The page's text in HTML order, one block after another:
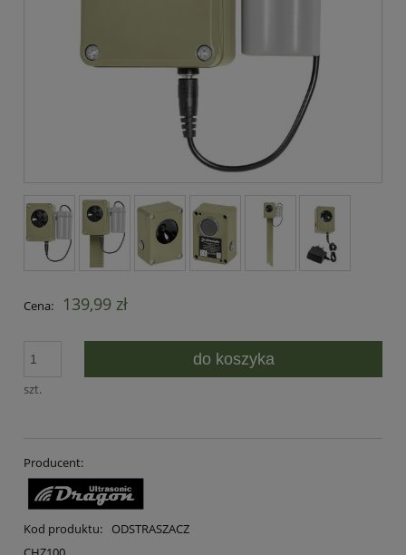
Cena: 139,99 zł
szt.
do koszyka
Producent:
Kod produktu:
ODSTRASZACZ